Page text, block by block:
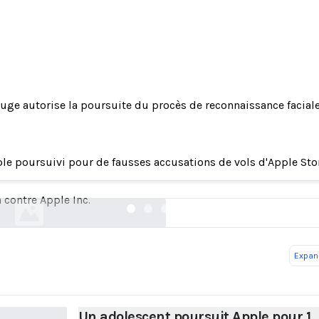
autorise la poursuite du procès de reconnaissance
poursuivi pour de fausses accusations de vols d'Apple
contre Apple Inc.
poursuit Apple pour 1 milliard de dollars
faciale dans les magasins de son